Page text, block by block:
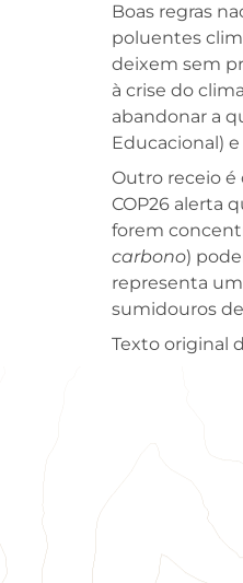
Boas regras
poluentes
deixem sem
à crise do
abandonar a
Educacional) e
Outro receio é
COP26 alerta
forem
carbono)
representa
sumidouros de
Texto original